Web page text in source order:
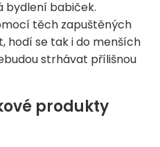
bydlení babiček.
těch zapuštěných
hodí se tak i do menších
strhávat přílišnou
produkty